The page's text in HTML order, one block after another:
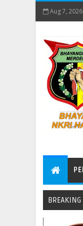
Aug 7, 2026
BREAKING